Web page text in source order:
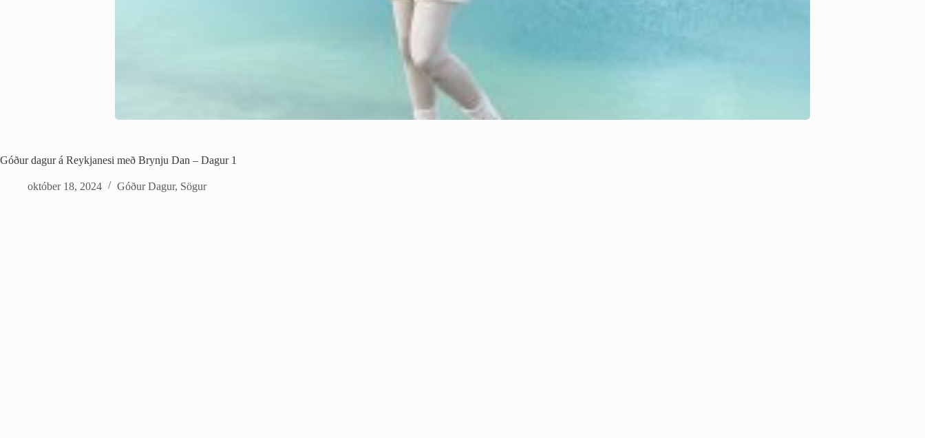
Góður dagur á Reykjanesi með Brynju Dan – Dagur 1
október 18, 2024 Góður Dagur, Sögur